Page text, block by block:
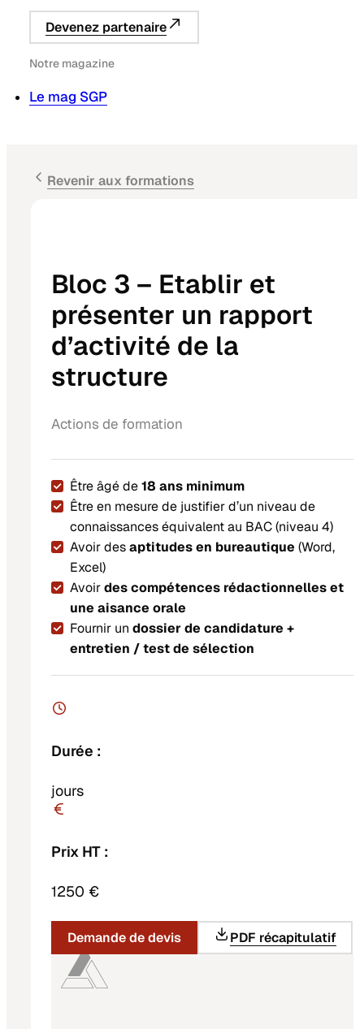
Devenez partenaire
Notre magazine
Le mag SGP
Revenir aux formations
Bloc 3 – Etablir et
présenter un rapport
d’activité de la
structure
Actions de formation
Être âgé de18 ans minimum
Être en mesure de justifier d’un niveau de
connaissances équivalent au BAC (niveau 4)
Avoir desaptitudes en bureautique (Word,
Excel)
Avoirdes compétences rédactionnelles et
une aisance orale
Fournir un dossier de candidature +
entretien / test de sélection
Durée :
jours
Prix HT :
1250 €
Demande de devis PDF récapitulatif